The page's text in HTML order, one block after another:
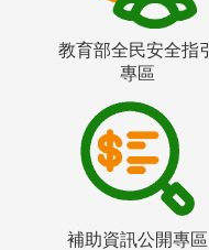
教育部全民安全指引
專區
補助資訊公開專區